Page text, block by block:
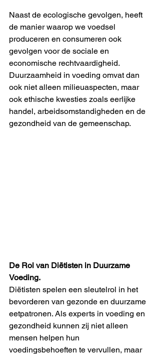
Naast de ecologische gevolgen, heeft
de manier waarop we voedsel
produceren en consumeren ook
gevolgen voor de sociale en
economische rechtvaardigheid.
Duurzaamheid in voeding omvat dan
ook niet alleen milieuaspecten, maar
ook ethische kwesties zoals eerlijke
handel, arbeidsomstandigheden en de
gezondheid van de gemeenschap.
De Rol van Diëtisten in Duurzame
Voeding.
Diëtisten spelen een sleutelrol in het
bevorderen van gezonde en duurzame
eetpatronen. Als experts in voeding en
gezondheid kunnen zij niet alleen
mensen helpen hun
voedingsbehoeften te vervullen, maar